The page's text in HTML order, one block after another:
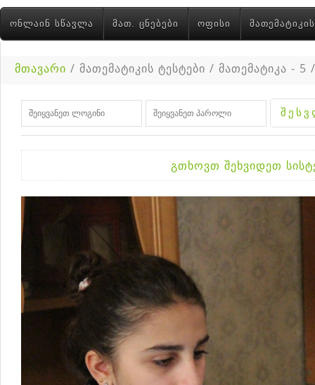
ᲝᲜᲚᲐᲘᲜ ᲡᲬᲐᲕᲚᲐ ᲛᲐᲗ. ᲪᲜᲔᲑᲔᲑᲘ ᲝᲤᲘᲡᲘ
მთავარი / მათემატიკის ტესტები / მათემატიკა - 5
გთხოვთ შეხვიდეთ